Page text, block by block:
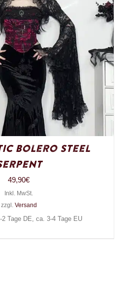
Bolero Steel
49,90€
Inkl. MwSt.
zzgl. Versand
Tage DE, ca. 3-4 Tage EU